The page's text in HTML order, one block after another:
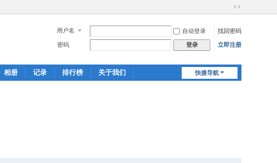
切
到
宽
用户名 自动登录
找回密码
密码
登录 立即注册
快捷导航
相册 记录 排行榜 关于我们